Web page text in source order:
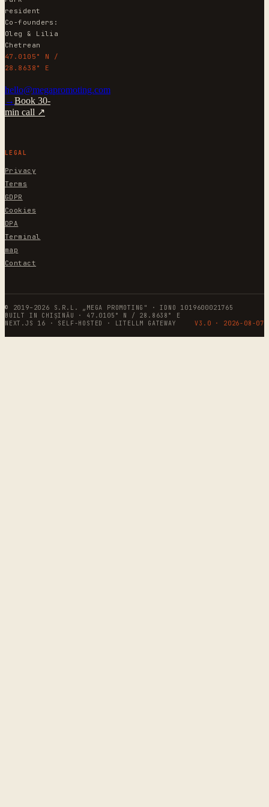
resident
Co-founders:
Oleg & Lilia
Chetrean
47.0105° N /
28.8638° E
hello@megapromoting.com
→Book 30-
min call ↗
LEGAL
Privacy
Terms
GDPR
Cookies
DPA
Terminal
map
Contact
© 2019–2026 S.R.L. „MEGA PROMOTING" · IDNO 1019600021765
BUILT IN CHIȘINĂU · 47.0105° N / 28.8638° E
NEXT.JS 16 · SELF-HOSTED · LITELLM GATEWAY
V3.0 · 2026-08-07